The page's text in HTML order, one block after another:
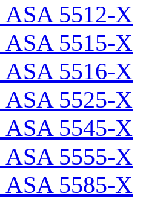
ASA 5512-X
ASA 5515-X
ASA 5516-X
ASA 5525-X
ASA 5545-X
ASA 5555-X
ASA 5585-X